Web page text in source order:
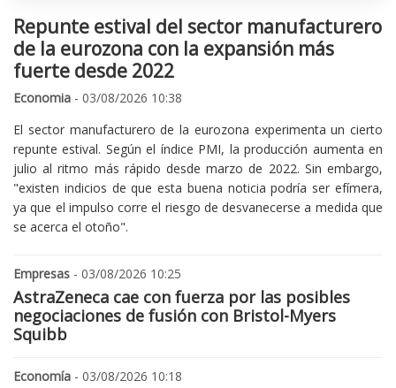
Repunte estival del sector manufacturero
de la eurozona con la expansión más
fuerte desde 2022
Economia - 03/08/2026 10:38
El sector manufacturero de la eurozona experimenta un cierto
repunte estival. Según el índice PMI, la producción aumenta en
julio al ritmo más rápido desde marzo de 2022. Sin embargo,
"existen indicios de que esta buena noticia podría ser efímera,
ya que el impulso corre el riesgo de desvanecerse a medida que
se acerca el otoño".
Empresas - 03/08/2026 10:25
AstraZeneca cae con fuerza por las posibles
negociaciones de fusión con Bristol-Myers
Squibb
Economía - 03/08/2026 10:18